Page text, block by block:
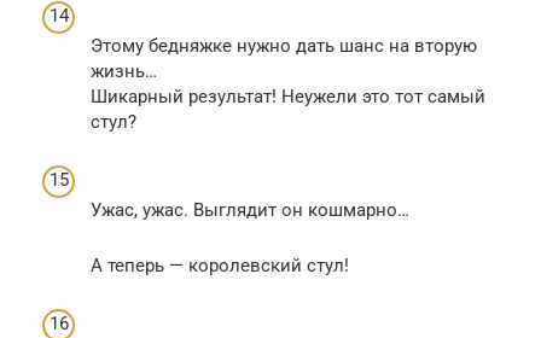
Этому бедняжке нужно дать шанс на вторую
жизнь…
Шикарный результат! Неужели это тот самый
стул?
Ужас, ужас. Выглядит он кошмарно…
А теперь — королевский стул!